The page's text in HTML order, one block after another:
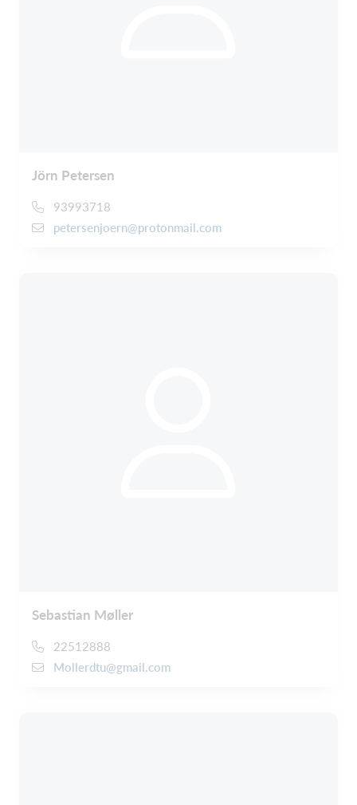
Jörn Petersen
93993718
petersenjoern@protonmail.com
Sebastian Møller
22512888
Mollerdtu@gmail.com